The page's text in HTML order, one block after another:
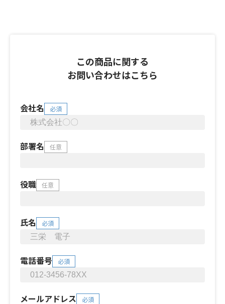
この商品に関する
お問い合わせはこちら
会社名 必須
部署名 任意
役職 任意
氏名 必須
電話番号 必須
メールアドレス 必須